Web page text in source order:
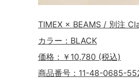
TIMEX × BEAMS / 別注
カラー：BLACK
価格：￥10,780 (税込)
商品番号：11-48-0685-